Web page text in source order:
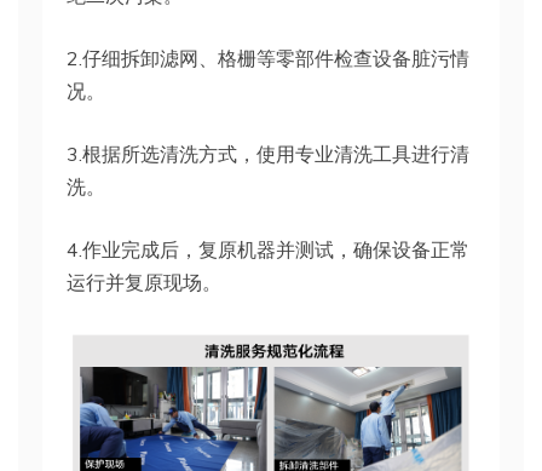
2.仔细拆卸滤网、格栅等零部件检查设备脏污情
况。
3.根据所选清洗方式，使用专业清洗工具进行清
洗。
4.作业完成后，复原机器并测试，确保设备正常
运行并复原现场。